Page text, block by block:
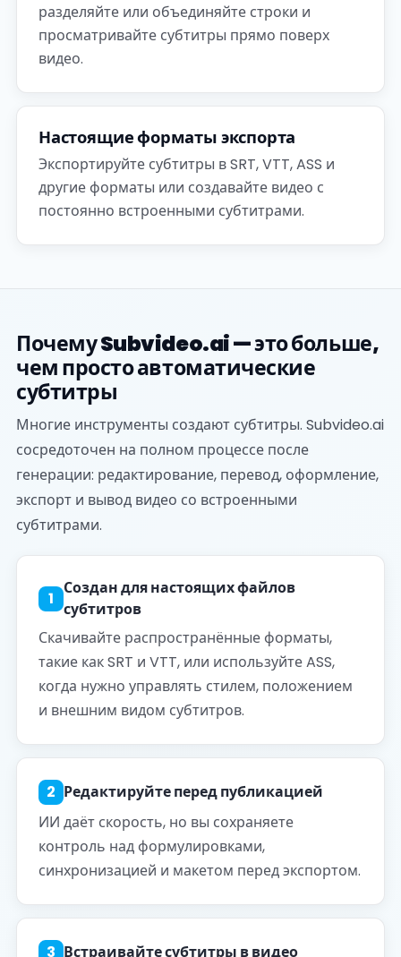
разделяйте или объединяйте строки и
просматривайте субтитры прямо поверх
видео.
Настоящие форматы экспорта
Экспортируйте субтитры в SRT, VTT, ASS и
другие форматы или создавайте видео с
постоянно встроенными субтитрами.
Почему Subvideo.ai — это больше,
чем просто автоматические
субтитры
Многие инструменты создают субтитры. Subvideo.ai
сосредоточен на полном процессе после
генерации: редактирование, перевод, оформление,
экспорт и вывод видео со встроенными
субтитрами.
1
Создан для настоящих файлов
субтитров
Скачивайте распространённые форматы,
такие как SRT и VTT, или используйте ASS,
когда нужно управлять стилем, положением
и внешним видом субтитров.
2 Редактируйте перед публикацией
ИИ даёт скорость, но вы сохраняете
контроль над формулировками,
синхронизацией и макетом перед экспортом.
3 Встраивайте субтитры в видео